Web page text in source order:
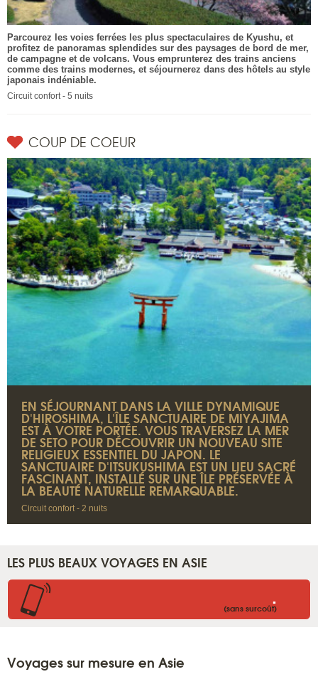
Parcourez les voies ferrées les plus spectaculaires de Kyushu, et
profitez de panoramas splendides sur des paysages de bord de mer,
de campagne et de volcans. Vous emprunterez des trains anciens
comme des trains modernes, et séjournerez dans des hôtels au style
japonais indéniable.
Circuit confort - 5 nuits
COUP DE COEUR
EN SÉJOURNANT DANS LA VILLE DYNAMIQUE
D'HIROSHIMA, L'ÎLE SANCTUAIRE DE MIYAJIMA
EST À VOTRE PORTÉE. VOUS TRAVERSEZ LA MER
DE SETO POUR DÉCOUVRIR UN NOUVEAU SITE
RELIGIEUX ESSENTIEL DU JAPON. LE
SANCTUAIRE D'ITSUKUSHIMA EST UN LIEU SACRÉ
FASCINANT, INSTALLÉ SUR UNE ÎLE PRÉSERVÉE À
LA BEAUTÉ NATURELLE REMARQUABLE.
Circuit confort - 2 nuits
LES PLUS BEAUX VOYAGES EN ASIE
.
(sans surcoût)
Voyages sur mesure en Asie